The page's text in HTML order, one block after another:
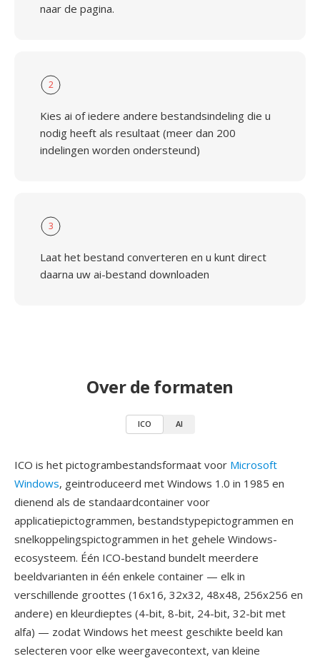
naar de pagina.
2
Kies ai of iedere andere bestandsindeling die u
nodig heeft als resultaat (meer dan 200
indelingen worden ondersteund)
3
Laat het bestand converteren en u kunt direct
daarna uw ai-bestand downloaden
Over de formaten
ICO AI
ICO is het pictogrambestandsformaat voor Microsoft
Windows, geintroduceerd met Windows 1.0 in 1985 en
dienend als de standaardcontainer voor
applicatiepictogrammen, bestandstypepictogrammen en
snelkoppelingspictogrammen in het gehele Windows-
ecosysteem. Één ICO-bestand bundelt meerdere
beeldvarianten in één enkele container — elk in
verschillende groottes (16x16, 32x32, 48x48, 256x256 en
andere) en kleurdieptes (4-bit, 8-bit, 24-bit, 32-bit met
alfa) — zodat Windows het meest geschikte beeld kan
selecteren voor elke weergavecontext, van kleine